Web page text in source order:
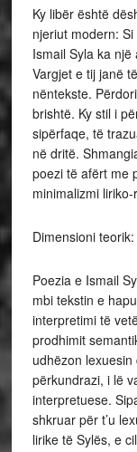
Ky libër është
njeriut modern:
Ismail Syla ka
Vargjet e tij janë
nëntekste.
brishtë. Ky stil i
sipërfaqe, të
në dritë.
poezi të afërt me
minimalizmi liriko-
Dimensioni
Poezia e Ismail
mbi tekstin e
interpretimi të
prodhimit
udhëzon
përkundrazi, i lë
interpretuese.
shkruar për t’u
lirike të Sylës, e